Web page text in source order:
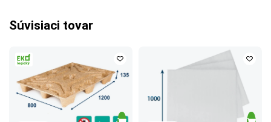
Súvisiaci tovar